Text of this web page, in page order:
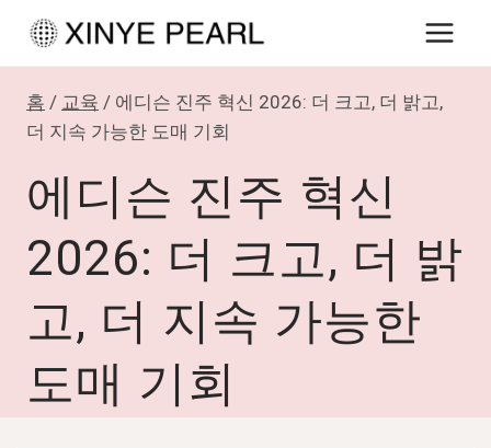
홈 / 교육 / 에디슨 진주 혁신 2026: 더 크고, 더 밝고,
더 지속 가능한 도매 기회
에디슨 진주 혁신
2026: 더 크고, 더 밝
고, 더 지속 가능한
도매 기회